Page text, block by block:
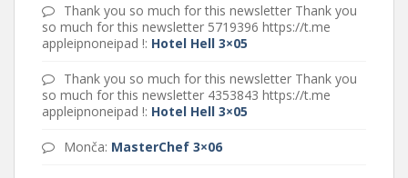
Thank you so much for this newsletter Thank you
so much for this newsletter 5719396 https://t.me
appleipnoneipad !: Hotel Hell 3×05
Thank you so much for this newsletter Thank you
so much for this newsletter 4353843 https://t.me
appleipnoneipad !: Hotel Hell 3×05
Monča: MasterChef 3×06